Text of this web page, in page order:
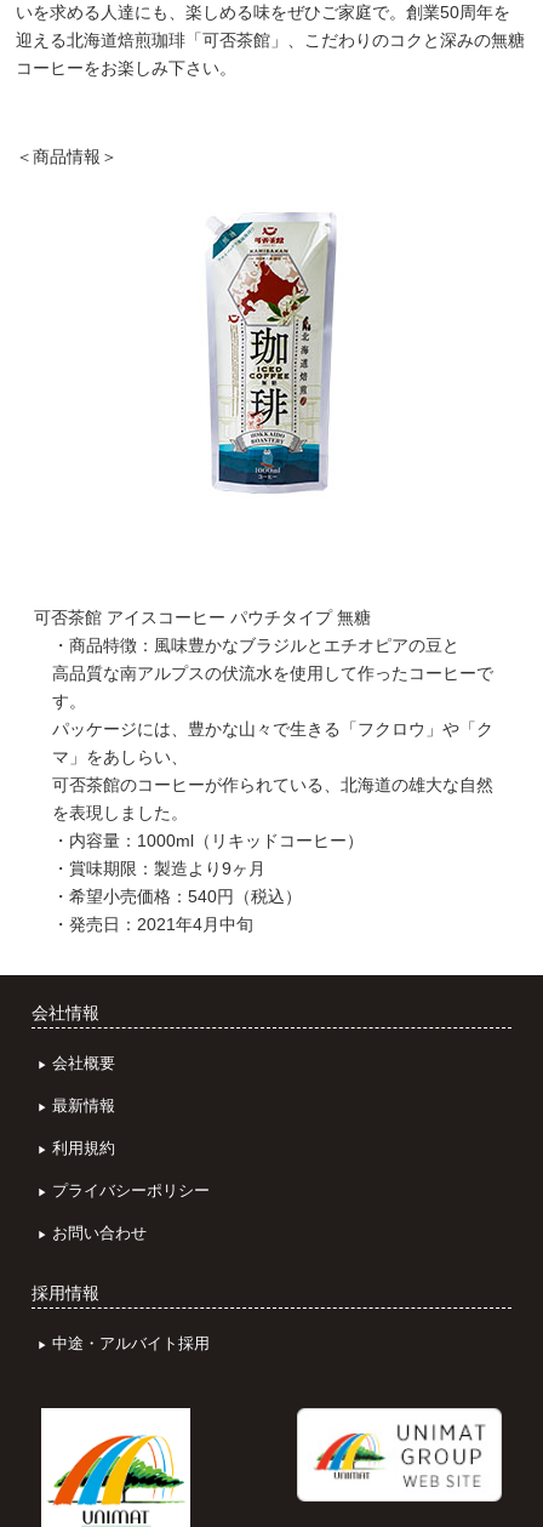
いを求める人達にも、楽しめる味をぜひご家庭で。創業50周年を
迎える北海道焙煎珈琲「可否茶館」、こだわりのコクと深みの無糖
コーヒーをお楽しみ下さい。
＜商品情報＞
可否茶館 アイスコーヒー パウチタイプ 無糖
・商品特徴：風味豊かなブラジルとエチオピアの豆と
高品質な南アルプスの伏流水を使用して作ったコーヒーで
す。
パッケージには、豊かな山々で生きる「フクロウ」や「ク
マ」をあしらい、
可否茶館のコーヒーが作られている、北海道の雄大な自然
を表現しました。
・内容量：1000ml（リキッドコーヒー）
・賞味期限：製造より9ヶ月
・希望小売価格：540円（税込）
・発売日：2021年4月中旬
会社情報
会社概要
最新情報
利用規約
プライバシーポリシー
お問い合わせ
採用情報
中途・アルバイト採用